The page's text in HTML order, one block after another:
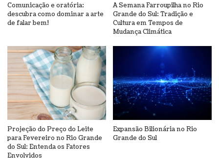
Comunicação e oratória:
descubra como dominar a arte
de falar bem!
A Semana Farroupilha no Rio
Grande do Sul: Tradição e
Cultura em Tempos de
Mudança Climática
Projeção do Preço do Leite
para Fevereiro no Rio Grande
do Sul: Entenda os Fatores
Envolvidos
Expansão Bilionária no Rio
Grande do Sul